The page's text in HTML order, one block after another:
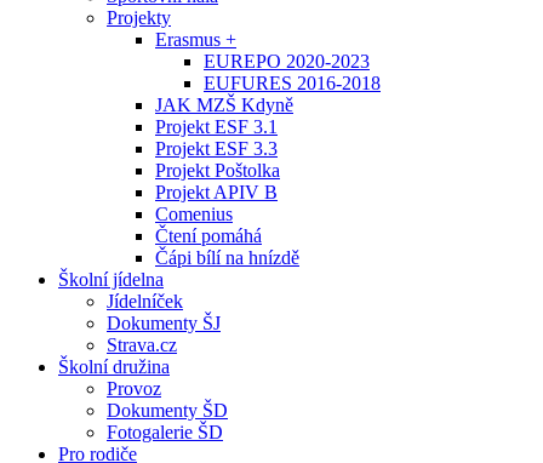
Projekty
Erasmus +
EUREPO 2020-2023
EUFURES 2016-2018
JAK MZŠ Kdyně
Projekt ESF 3.1
Projekt ESF 3.3
Projekt Poštolka
Projekt APIV B
Comenius
Čtení pomáhá
Čápi bílí na hnízdě
Školní jídelna
Jídelníček
Dokumenty ŠJ
Strava.cz
Školní družina
Provoz
Dokumenty ŠD
Fotogalerie ŠD
Pro rodiče